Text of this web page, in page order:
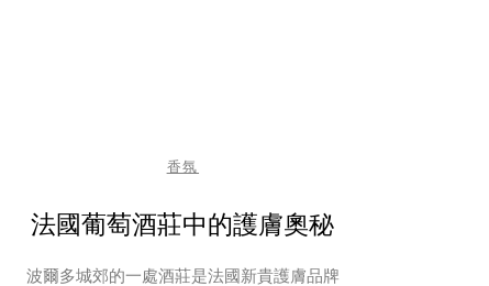
香氛
法國葡萄酒莊中的護膚奧秘
波爾多城郊的一處酒莊是法國新貴護膚品牌